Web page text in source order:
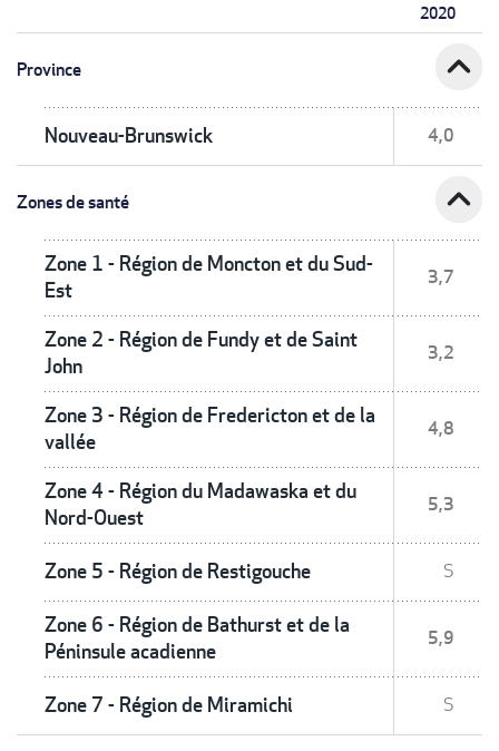
2020
Province expand_less
Nouveau-Brunswick 4,0
Zones de santé expand_less
Zone 1 - Région de Moncton et du Sud-
Est
3,7
Zone 2 - Région de Fundy et de Saint
John
3,2
Zone 3 - Région de Fredericton et de la
vallée
4,8
Zone 4 - Région du Madawaska et du
Nord-Ouest
5,3
Zone 5 - Région de Restigouche S
Zone 6 - Région de Bathurst et de la
Péninsule acadienne
5,9
Zone 7 - Région de Miramichi S